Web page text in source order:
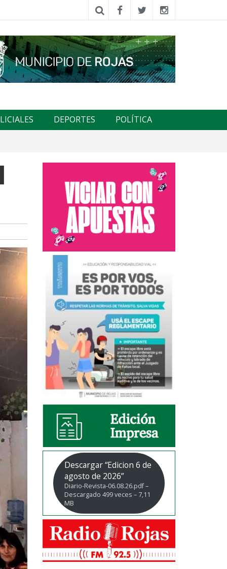
DEPORTES POLÍTICA
Descargar “Edicion 6 de
agosto de 2026”
Diario-Revista-06.08.26.pdf –
Descargado 499 veces – 7,11
MB